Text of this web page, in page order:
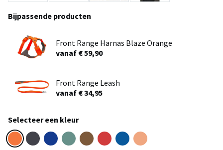
Bijpassende producten
Front Range Harnas Blaze Orange
vanaf € 59,90
Front Range Leash
vanaf € 34,95
Selecteer een kleur